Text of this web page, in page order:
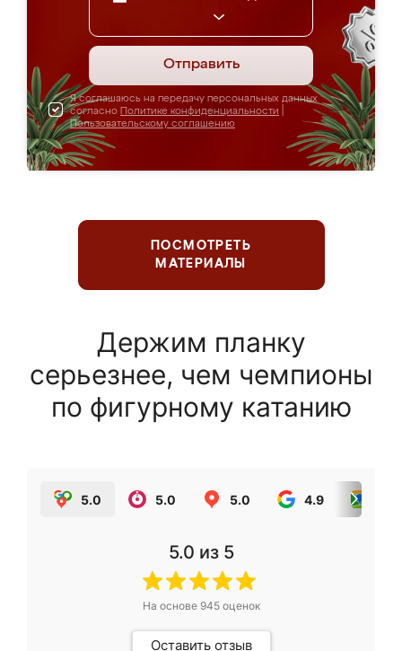
Отправить
Я соглашаюсь на передачу персональных данных
согласно Политике конфиденциальности
Пользовательскому соглашению
ПОСМОТРЕТЬ
МАТЕРИАЛЫ
Держим планку
серьезнее, чем чемпионы
по фигурному катанию
5.0 5.0 5.0 4.9
5.0 из 5
На основе 945оценок
Оставить отзыв